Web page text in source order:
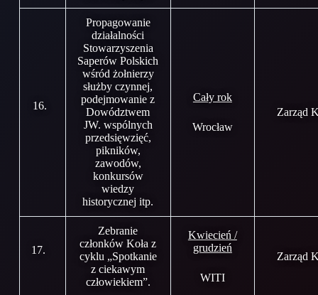
16.
Propagowanie
działalności
Stowarzyszenia
Saperów Polskich
wśród żołnierzy
służby czynnej,
podejmowanie z
Dowództwem
JW. wspólnych
przedsięwzięć,
pikników,
zawodów,
konkursów
wiedzy
historycznej itp.
Cały rok
Wrocław
Zarząd
17.
Zebranie
członków Koła z
cyklu „Spotkanie
z ciekawym
człowiekiem”.
Kwiecień /
grudzień
WITI
Zarząd